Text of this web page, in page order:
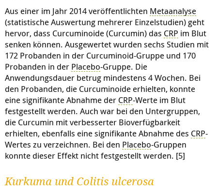
Aus einer im Jahr 2014 veröffentlichten Metaanalyse
(statistische Auswertung mehrerer Einzelstudien) geht
hervor, dass Curcuminoide (Curcumin) das CRP im Blut
senken können. Ausgewertet wurden sechs Studien mit
172 Probanden in der Curcuminoid-Gruppe und 170
Probanden in der Placebo-Gruppe. Die
Anwendungsdauer betrug mindestens 4 Wochen. Bei
den Probanden, die Curcuminoide erhielten, konnte
eine signifikante Abnahme der CRP-Werte im Blut
festgestellt werden. Auch war bei den Untergruppen,
die Curcumin mit verbesserter Bioverfügbarkeit
erhielten, ebenfalls eine signifikante Abnahme des CRP-
Wertes zu verzeichnen. Bei den Placebo-Gruppen
konnte dieser Effekt nicht festgestellt werden. [5]
Kurkuma und Colitis ulcerosa